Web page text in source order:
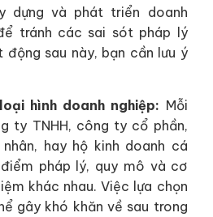
dựng và phát triển doanh
tránh các sai sót pháp lý
động sau này, bạn cần lưu ý
hình doanh nghiệp: Mỗi
ty TNHH, công ty cổ phần,
hay hộ kinh doanh cá
pháp lý, quy mô và cơ
khác nhau. Việc lựa chọn
gây khó khăn về sau trong